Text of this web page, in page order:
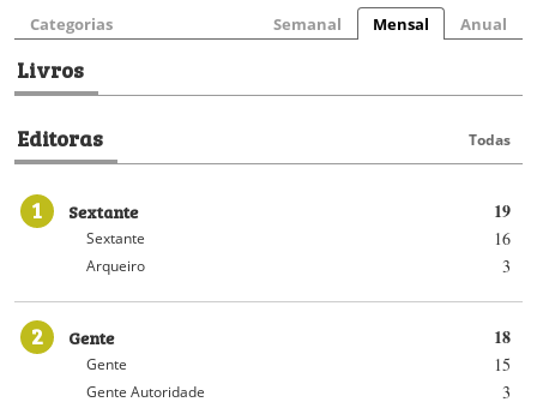
Categorias Semanal Mensal Anual
Livros
Editoras Todas
1 19
Sextante
16
Sextante
3
Arqueiro
2 18
Gente
15
Gente
3
Gente Autoridade